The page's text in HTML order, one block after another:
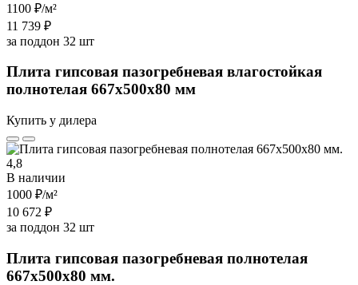
1100 ₽/м²
11 739 ₽
за поддон 32 шт
Плита гипсовая пазогребневая влагостойкая
полнотелая 667х500х80 мм
Купить у дилера
4,8
В наличии
1000 ₽/м²
10 672 ₽
за поддон 32 шт
Плита гипсовая пазогребневая полнотелая
667х500х80 мм.